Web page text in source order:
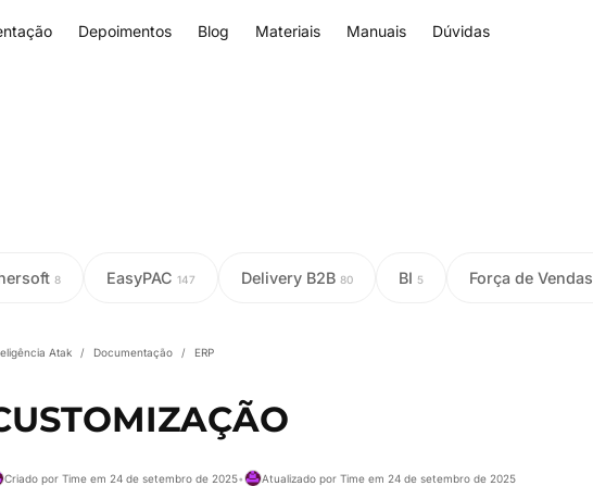
Depoimentos Blog Materiais Manuais Dúvidas
8 EasyPAC 147 Delivery B2B 80 BI 5 Força de Vendas
Atak / Documentação / ERP
Criado por Time em 24 de setembro de 2025• Atualizado por Time em 24 de setembro de 2025